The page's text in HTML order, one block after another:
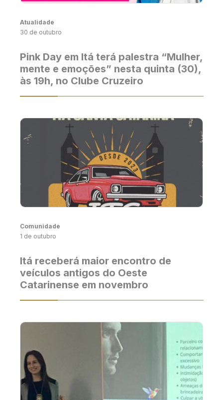
Atualidade
30 de outubro
Pink Day em Itá terá palestra “Mulher,
mente e emoções” nesta quinta (30),
às 19h, no Clube Cruzeiro
Comunidade
1 de outubro
Itá receberá maior encontro de
veículos antigos do Oeste
Catarinense em novembro